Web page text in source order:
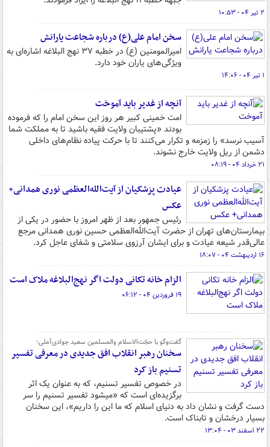
۲ تیر ۰۴ - ۱۰:۵۳
سخن امام علی(ع) درباره شجاعت یارانش
امیرالمومنین (ع) در خطبه ۳۷ نهج البلاغه اشاره‌ای به
ویژگی‌های یاران خود دارد.
۱ تیر ۰۴ - ۱۴:۰۶
آنچه از غدیر باید آموخت
امت خمینی کبیر هر روز این سخن امام را که فرموده
بودند «پشتیبان ولایت فقیه باشید تا به مملکت شما
آسیب نرسد» را زمزمه و تکرار می‌کنند تا با حرکت پیاده نظام‌های داخلی
دشمن از ریل ولایت خارج نشوند.
۲۱ خرداد ۰۴ - ۰۸:۱۹
عیادت پزشکیان از آیت‌الله‌العظمی نوری همدانی+
عکس
رئیس جمهور بعد از ظهر امروز با حضور در یکی از
بیمارستان‌های تهران از حضرت آیت‌الله‌العظمی حسین نوری همدانی مرجع
عالی‌قدر شیعه عیادت و برای ایشان آرزوی سلامتی و شفای عاجل کرد.
۱۶ اردیبهشت ۰۴ - ۱۸:۰۷
الزام خانه تکانی دولت اگر نهج‌البلاغه ملاک است
۱۹ فروردین ۰۴ - ۰۶:۱۲
گفت‌وگو با حجّت‌الاسلام والمسلمین سعید جوادی‌آملی؛
سخنان رهبر انقلاب افق جدیدی در معرفی تفسیر
تسنیم باز کرد
در خصوص تفسیر تسنیم، که به عنوان یک اثر
برگزیده‌ای است که «میشود تفسیر تسنیم را سر
دست گرفت و نشان داد به دنیای اسلام که ما این را داریم»، این سخنان
بسیار درخشان و تابناک است.
۲۲ اسفند ۰۳ - ۱۳:۰۴